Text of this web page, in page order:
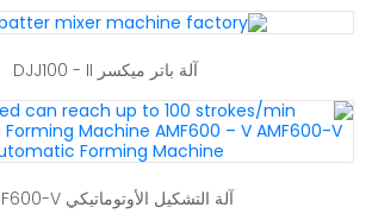
آلة باتر ميكسر DJJ100 - II
آلة التشكيل الأوتوماتيكي AMF600-V